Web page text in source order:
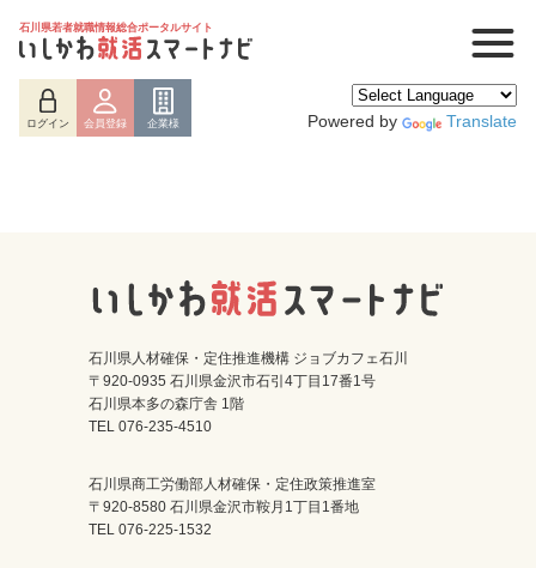
石川県若者就職情報総合ポータルサイト
ログイン 会員登録 企業様 Powered by Translate
ログイン
石川県人材確保・定住推進機構 ジョブカフェ石川
〒920-0935 石川県金沢市石引4丁目17番1号
石川県本多の森庁舎 1階
TEL 076-235-4510
石川県商工労働部人材確保・定住政策推進室
〒920-8580 石川県金沢市鞍月1丁目1番地
TEL 076-225-1532